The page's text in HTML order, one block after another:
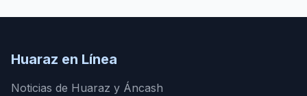
Huaraz en Línea
Noticias de Huaraz y Áncash